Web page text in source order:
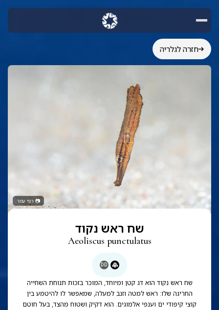
חזרה לגלריה
📷 רפי עמר
שח ראש נקוד
Aeoliscus punctulatus
DD
שח ראש נקוד הוא דג קטן ומיוחד, המוכר בזכות תנוחת השחייה
החריגה שלו: ראש למטה וזנב למעלה, שמאפשר לו להיטמע בין
קוצי קיפודי ים וענפי אלמוגים. הוא דקיק ושטוח מהצד, בעל חוטם